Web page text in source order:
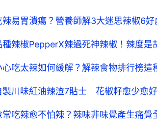
易胃潰瘍？營養師解3大迷思辣椒6好
辣椒PepperX辣過死神辣椒！辣度是
吃太辣如何緩解？解辣食物排行榜這
製川味紅油辣渣7貼士 花椒籽愈少愈
吃辣愈不怕辣？辣味非味覺產生痛覺